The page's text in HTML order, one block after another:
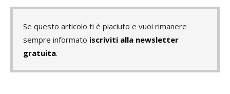
Se questo articolo ti è piaciuto e vuoi rimanere
sempre informato iscriviti alla newsletter
gratuita.